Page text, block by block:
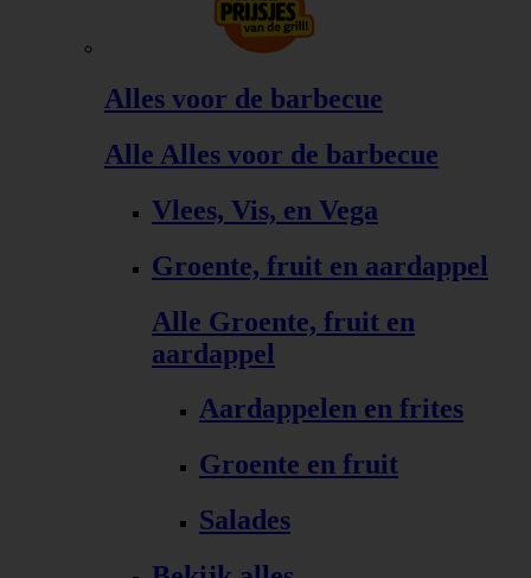
Alles voor de barbecue
Alle Alles voor de barbecue
Vlees, Vis, en Vega
Groente, fruit en aardappel
Alle Groente, fruit en
aardappel
Aardappelen en frites
Groente en fruit
Salades